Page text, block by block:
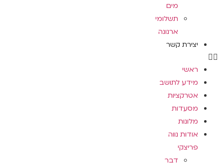
מים
תשלומי
ארנונה
יצירת קשר
ראשי
מידע לתושב
אטרקציות
מסעדות
מלונות
אודות נווה
פריצקי
דבר